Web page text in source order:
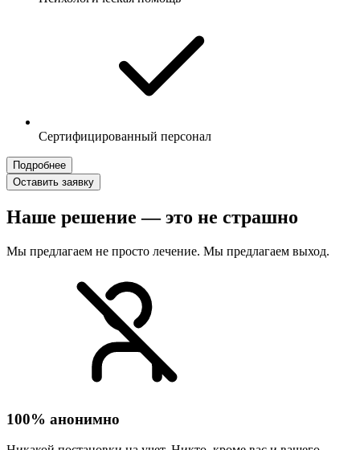
Сертифицированный персонал
Подробнее
Оставить заявку
Наше решение — это не страшно
Мы предлагаем не просто лечение. Мы предлагаем выход.
100% анонимно